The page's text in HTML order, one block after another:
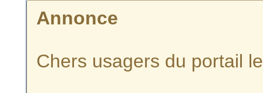
Annonce
Chers usagers du portail